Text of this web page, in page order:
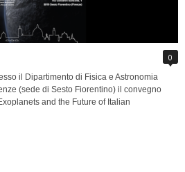
0
il Dipartimento di Fisica e Astronomia
(sede di Sesto Fiorentino) il convegno
and the Future of Italian